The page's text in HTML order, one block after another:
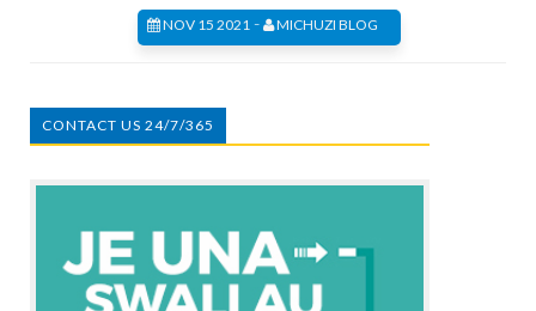
NOV 15 2021 - MICHUZI BLOG
CONTACT US 24/7/365